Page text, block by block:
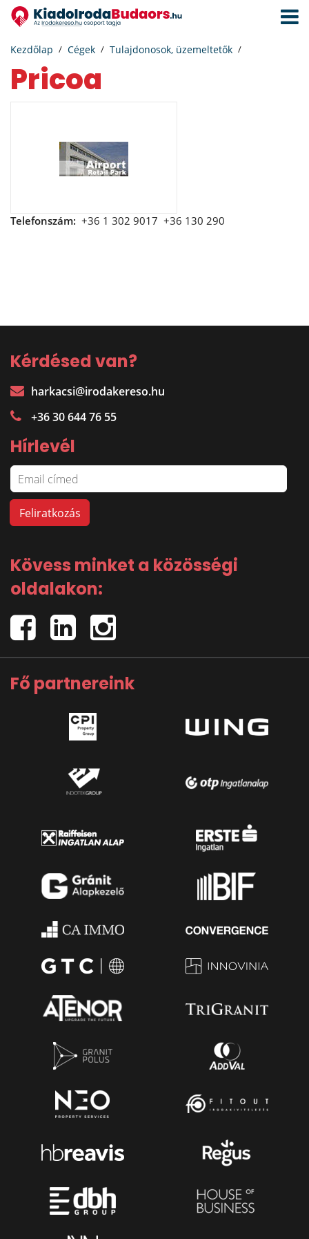
Kezdőlap Cégek Tulajdonosok, üzemeltetők
Pricoa
Telefonszám: +36 1 302 9017 +36 130 290
Kérdésed van?
harkacsi@irodakereso.hu
+36 30 644 76 55
Hírlevél
Kövess minket a közösségi
oldalakon:
Fő partnereink